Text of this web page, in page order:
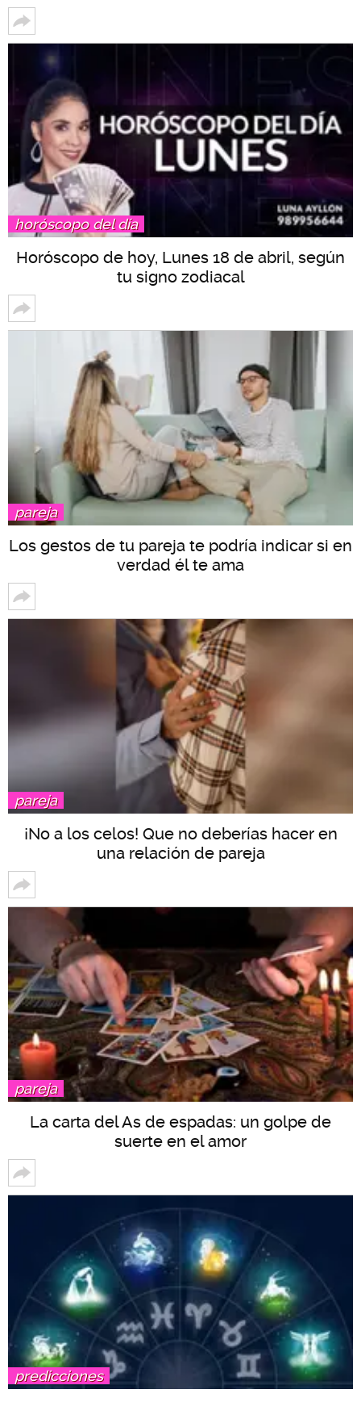
horóscopo del día
Horóscopo de hoy, Lunes 18 de abril, según
tu signo zodiacal
pareja
Los gestos de tu pareja te podría indicar si en
verdad él te ama
pareja
¡No a los celos! Que no deberías hacer en
una relación de pareja
pareja
La carta del As de espadas: un golpe de
suerte en el amor
predicciones